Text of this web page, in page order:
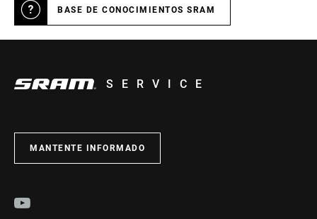
BASE DE CONOCIMIENTOS SRAM
SERVICE
MANTENTE INFORMADO